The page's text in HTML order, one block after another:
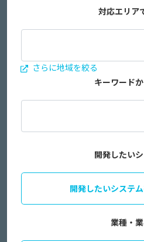
対応エリア
さらに地域を絞る
キーワード
開発したい
開発したいシステ
業種・